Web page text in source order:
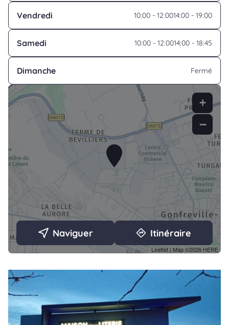
Vendredi 10:00 - 12:0014:00 - 19:00
Samedi 10:00 - 12:0014:00 - 18:45
Dimanche Fermé
+
−
Leaflet | Map ©2026 HERE
Naviguer Itinéraire